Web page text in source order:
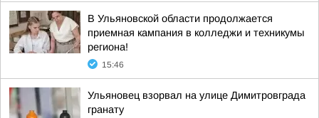
В Ульяновской области продолжается
приемная кампания в колледжи и техникумы
региона!
15:46
Ульяновец взорвал на улице Димитровграда
гранату